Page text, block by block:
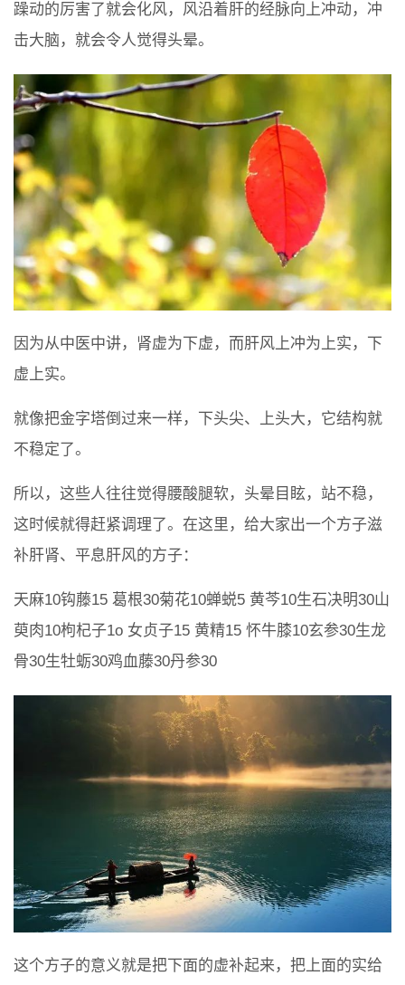
躁动的厉害了就会化风，风沿着肝的经脉向上冲动，冲
击大脑，就会令人觉得头晕。
因为从中医中讲，肾虚为下虚，而肝风上冲为上实，下
虚上实。
就像把金字塔倒过来一样，下头尖、上头大，它结构就
不稳定了。
所以，这些人往往觉得腰酸腿软，头晕目眩，站不稳，
这时候就得赶紧调理了。在这里，给大家出一个方子滋
补肝肾、平息肝风的方子：
天麻10钩藤15 葛根30菊花10蝉蜕5 黄芩10生石决明30山
萸肉10枸杞子1o 女贞子15 黄精15 怀牛膝10玄参30生龙
骨30生牡蛎30鸡血藤30丹参30
这个方子的意义就是把下面的虚补起来，把上面的实给